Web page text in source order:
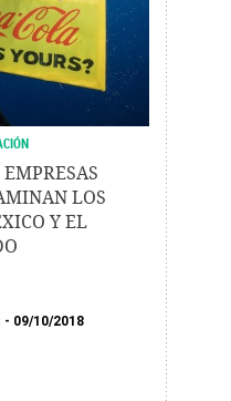
LOS
Y EL
09/10/2018